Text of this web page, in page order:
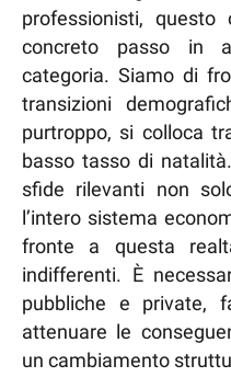
professionisti, questo
concreto passo in
categoria. Siamo di
transizioni
purtroppo, si colloca
basso tasso di
sfide rilevanti non
l’intero sistema
fronte a questa
indifferenti. È
pubbliche e private,
attenuare le
un cambiamento